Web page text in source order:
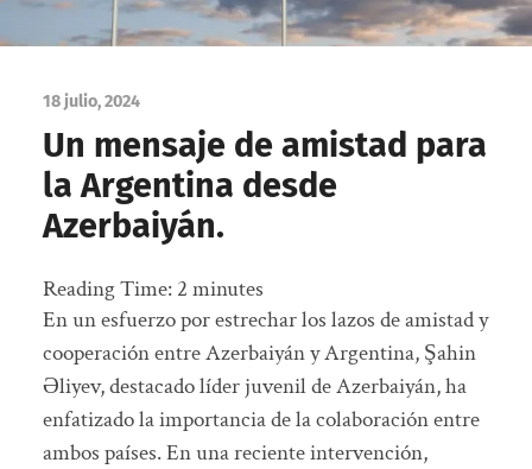
18 julio, 2024
Un mensaje de amistad para
la Argentina desde
Azerbaiyán.
Reading Time: 2 minutes
En un esfuerzo por estrechar los lazos de amistad y
cooperación entre Azerbaiyán y Argentina, Şahin
Əliyev, destacado líder juvenil de Azerbaiyán, ha
enfatizado la importancia de la colaboración entre
ambos países. En una reciente intervención,